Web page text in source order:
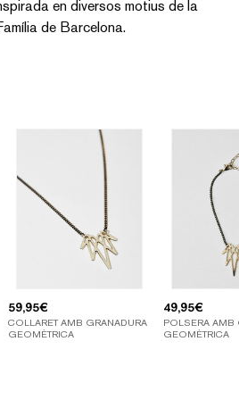
en diversos motius de la
de Barcelona.
59,95€
COLLARET AMB GRANADURA
GEOMÈTRICA
49,95€
POLSERA AMB
GEOMÈTRICA